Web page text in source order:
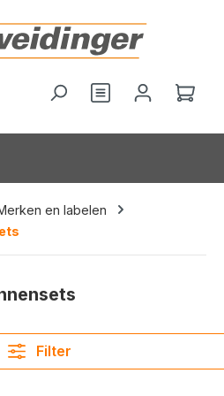
Je hebt 0 items
en labelen
Filter